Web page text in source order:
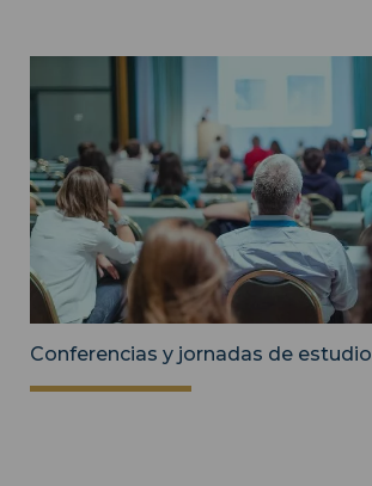
Conferencias y jornadas de estudio